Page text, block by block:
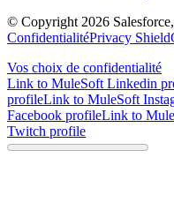
© Copyright 2026
ConfidentialitéPrivacy Shield
Vos choix de confidentialité
Link to MuleSoft Linkedin
profileLink to MuleSoft
Facebook profileLink to
Twitch profile